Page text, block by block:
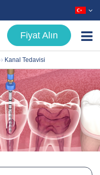
Fiyat Alın
Kanal Tedavisi